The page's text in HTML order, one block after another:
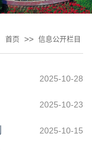
首页 >> 信息公开栏目
2025-10-28
2025-10-23
2025-10-15